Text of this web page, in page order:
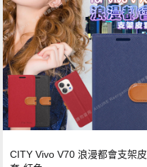
CITY Vivo V70 浪漫都會支架皮